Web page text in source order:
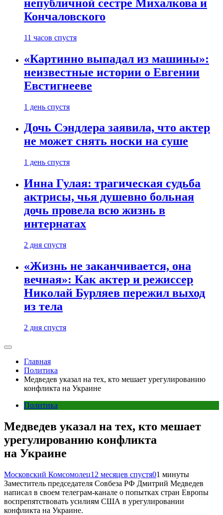
непубличной сестре Михалкова и
Кончаловского
11 часов спустя
«Картинно выпадал из машины»:
неизвестные истории о Евгении
Евстигнееве
1 день спустя
Дочь Сэндлера заявила, что актер
не может снять носки на суше
1 день спустя
Инна Гулая: трагическая судьба
актрисы, чья душевно больная
дочь провела всю жизнь в
интернатах
2 дня спустя
«Жизнь не заканчивается, она
вечная»: Как актер и режиссер
Николай Бурляев пережил выход
из тела
2 дня спустя
Главная
Политика
Медведев указал на тех, кто мешает урегулированию
конфликта на Украине
Политика
Медведев указал на тех, кто мешает
урегулированию конфликта
на Украине
Московский Комсомолец12 месяцев спустя01 минуты
Заместитель председателя Совбеза РФ Дмитрий Медведев
написал в своем телеграм-канале о попытках стран Европы
воспрепятствовать усилиям США в урегулировании
конфликта на Украине.